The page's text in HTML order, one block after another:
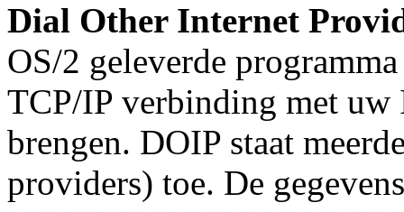
Dial Other Internet
OS/2 geleverde
TCP/IP verbinding met uw
brengen. DOIP staat
providers) toe. De